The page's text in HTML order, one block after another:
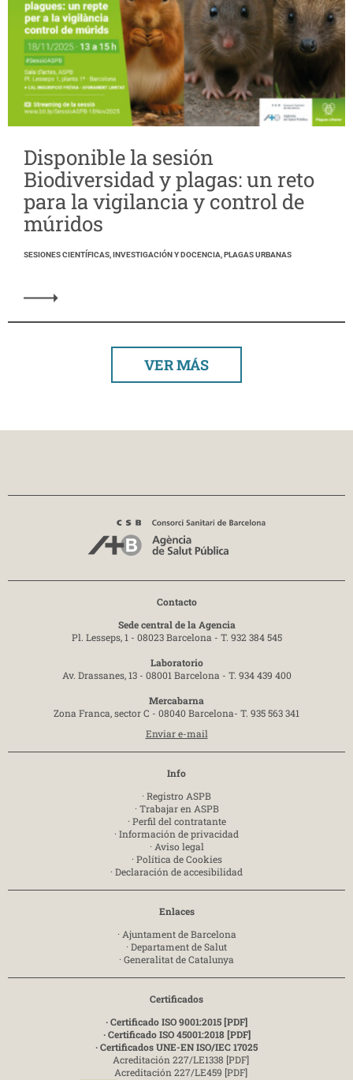
Disponible la sesión
Biodiversidad y plagas: un reto
para la vigilancia y control de
múridos
SESIONES CIENTÍFICAS, INVESTIGACIÓN Y DOCENCIA, PLAGAS URBANAS
VER MÁS
Contacto
Sede central de la Agencia
Pl. Lesseps, 1 - 08023 Barcelona - T. 932 384 545
Laboratorio
Av. Drassanes, 13 - 08001 Barcelona - T. 934 439 400
Mercabarna
Zona Franca, sector C - 08040 Barcelona- T. 935 563 341
Enviar e-mail
Info
· Registro ASPB
· Trabajar en ASPB
· Perfil del contratante
· Información de privacidad
· Aviso legal
· Política de Cookies
· Declaración de accesibilidad
Enlaces
· Ajuntament de Barcelona
· Departament de Salut
· Generalitat de Catalunya
Certificados
· Certificado ISO 9001:2015 [PDF]
· Certificado ISO 45001:2018 [PDF]
· Certificados UNE-EN ISO/IEC 17025
Acreditación 227/LE1338 [PDF]
Acreditación 227/LE459 [PDF]